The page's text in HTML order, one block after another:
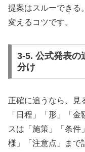
提案はスルーできる
変えるコツです。
3-5. 公式発表の
分け
正確に追うなら、見
「日程」「形」「
スは「施策」「条件
様」「注意点」まで